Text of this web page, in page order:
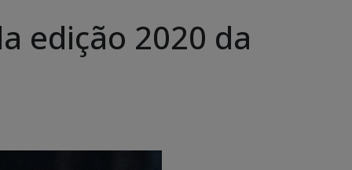
edição 2020 da